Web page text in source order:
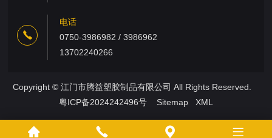
电话
0750-3986982 / 3986962
13702240266
Copyright © 江门市腾益塑胶制品有限公司 All Rights Reserved.
粤ICP备2024242496号
Sitemap XML